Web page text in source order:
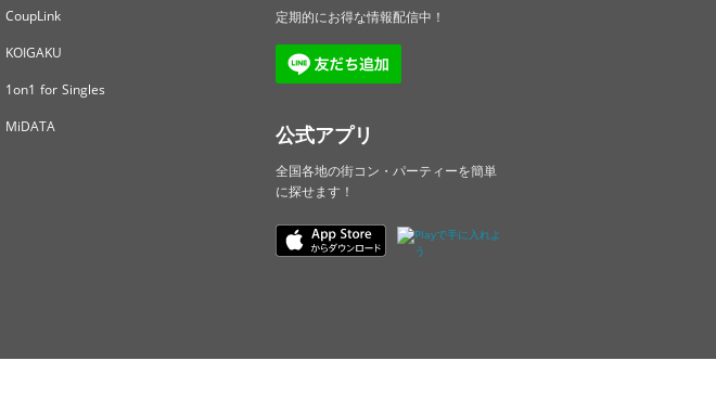
CoupLink
KOIGAKU
1on1 for Singles
MiDATA
定期的にお得な情報配信中！
公式アプリ
全国各地の街コン・パーティーを簡単
に探せます！